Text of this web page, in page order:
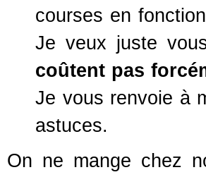
courses en
Je veux juste
coûtent pas
Je vous renvoie à
astuces.
On ne mange chez